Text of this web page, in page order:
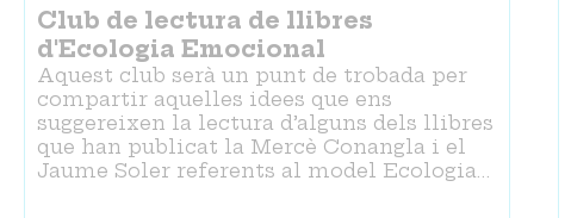
Club de lectura de llibres
d'Ecologia Emocional
Aquest club serà un punt de trobada per
compartir aquelles idees que ens
suggereixen la lectura d’alguns dels llibres
que han publicat la Mercè Conangla i el
Jaume Soler referents al model Ecologia…